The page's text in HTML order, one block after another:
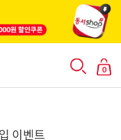
0
이벤트